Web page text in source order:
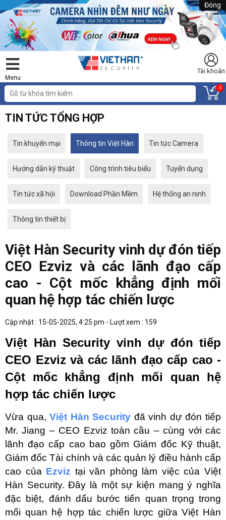
Đóng
Menu
Tài khoản
0
TIN TỨC TỔNG HỢP
Tin khuyến mại Thông tin Việt Hàn Tin tức Camera
Hướng dẫn kỹ thuật Công trình tiêu biểu Tuyển dụng
Tin tức xã hội Download Phần Mềm Hệ thống an ninh
Thông tin thiết bị
Việt Hàn Security vinh dự đón tiếp
CEO Ezviz và các lãnh đạo cấp
cao - Cột mốc khẳng định mối
quan hệ hợp tác chiến lược
Cập nhật : 15-05-2025, 4:25 pm - Lượt xem : 159
Việt Hàn Security vinh dự đón tiếp
CEO Ezviz và các lãnh đạo cấp cao -
Cột mốc khẳng định mối quan hệ
hợp tác chiến lược
Vừa qua, Việt Hàn Security đã vinh dự đón tiếp
Mr. Jiang – CEO Ezviz toàn cầu – cùng với các
lãnh đạo cấp cao bao gồm Giám đốc Kỹ thuật,
Giám đốc Tài chính và các quản lý điều hành cấp
cao của Ezviz tại văn phòng làm việc của Việt
Hàn Security. Đây là một sự kiện mang ý nghĩa
đặc biệt, đánh dấu bước tiến quan trọng trong
mối quan hệ hợp tác chiến lược giữa Việt Hàn